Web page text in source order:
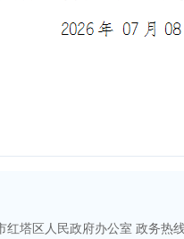
塔区人民政府办公室 政务热线